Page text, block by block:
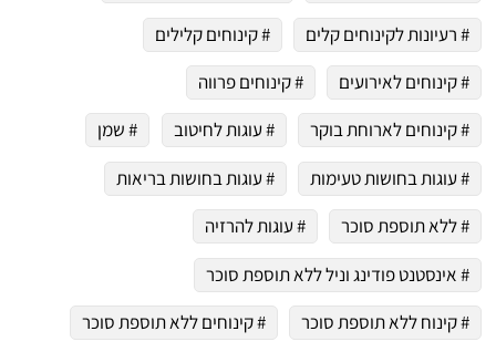
# רעיונות לקינוחים קלים
# קינוחים קלילים
# קינוחים לאירועים
# קינוחים פרווה
# קינוחים לארוחת בוקר
# עוגות לחיטוב
# שמן
# עוגות בחושות טעימות
# עוגות בחושות בריאות
# ללא תוספת סוכר
# עוגות להרזיה
# אינסטנט פודינג וניל ללא תוספת סוכר
# קינוח ללא תוספת סוכר
# קינוחים ללא תוספת סוכר